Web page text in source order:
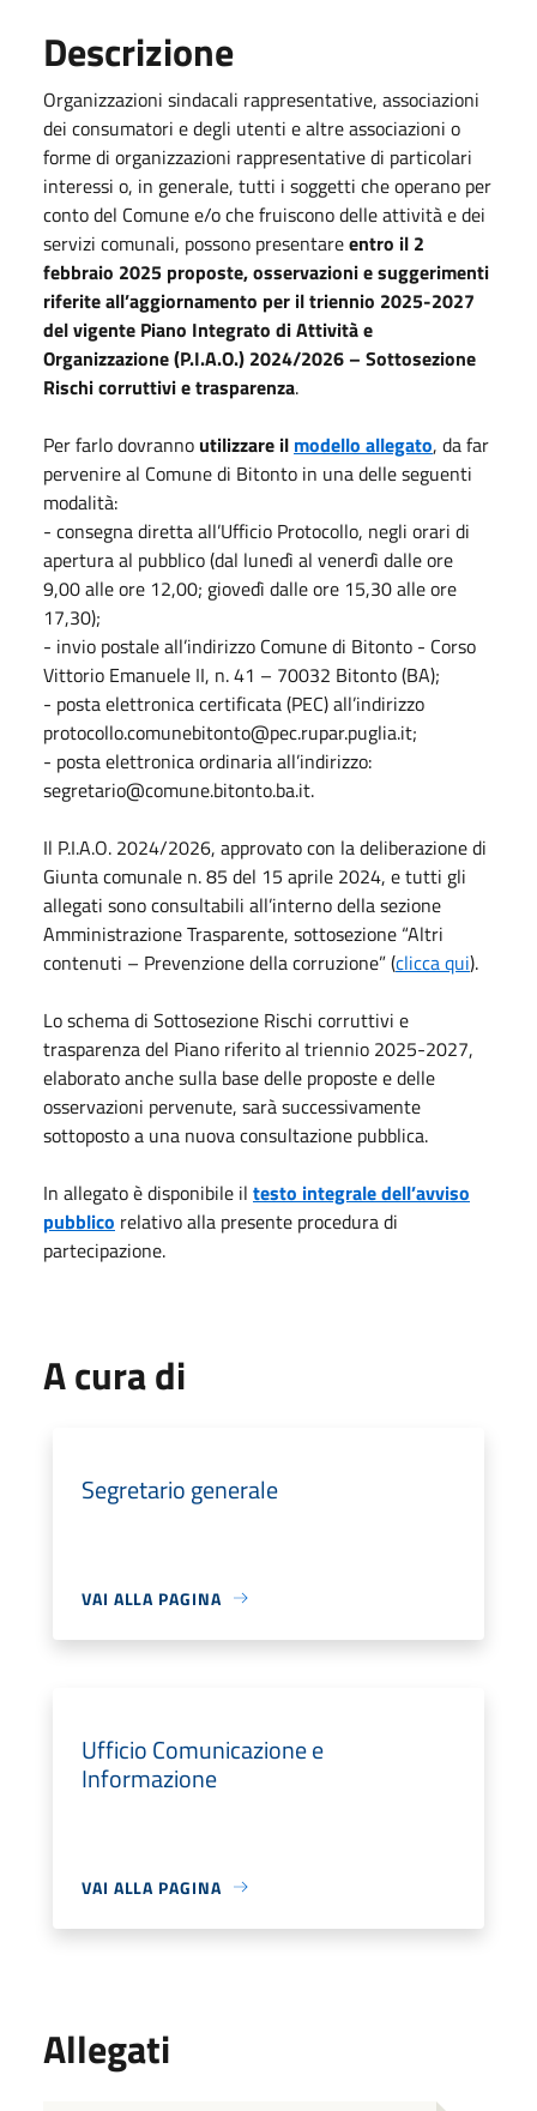
Descrizione
Organizzazioni sindacali rappresentative, associazioni
dei consumatori e degli utenti e altre associazioni o
forme di organizzazioni rappresentative di particolari
interessi o, in generale, tutti i soggetti che operano per
conto del Comune e/o che fruiscono delle attività e dei
servizi comunali, possono presentareentro il 2
febbraio 2025 proposte, osservazioni e suggerimenti
riferite all’aggiornamento per il triennio 2025-2027
del vigente Piano Integrato di Attività e
Organizzazione (P.I.A.O.) 2024/2026 – Sottosezione
Rischi corruttivi e trasparenza.
Per farlo dovranno utilizzare il modello allegato, da far
pervenire al Comune di Bitonto in una delle seguenti
modalità:
- consegna diretta all’Ufficio Protocollo, negli orari di
apertura al pubblico (dal lunedì al venerdì dalle ore
9,00 alle ore 12,00; giovedì dalle ore 15,30 alle ore
17,30);
- invio postale all’indirizzo Comune di Bitonto - Corso
Vittorio Emanuele II, n. 41 – 70032 Bitonto (BA);
- posta elettronica certificata (PEC) all’indirizzo
protocollo.comunebitonto@pec.rupar.puglia.it;
- posta elettronica ordinaria all’indirizzo:
segretario@comune.bitonto.ba.it.
Il P.I.A.O. 2024/2026, approvato con la deliberazione di
Giunta comunale n. 85 del 15 aprile 2024, e tutti gli
allegati sono consultabili all’interno della sezione
Amministrazione Trasparente, sottosezione “Altri
contenuti – Prevenzione della corruzione” (clicca qui).
Lo schema di Sottosezione Rischi corruttivi e
trasparenza del Piano riferito al triennio 2025-2027,
elaborato anche sulla base delle proposte e delle
osservazioni pervenute, sarà successivamente
sottoposto a una nuova consultazione pubblica.
In allegato è disponibile il testo integrale dell’avviso
pubblico relativo alla presente procedura di
partecipazione.
A cura di
Segretario generale
VAI ALLA PAGINA
Ufficio Comunicazione e
Informazione
VAI ALLA PAGINA
Allegati